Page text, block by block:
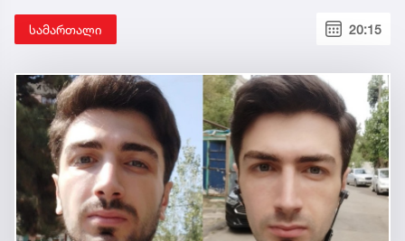
სამართალი 20:15